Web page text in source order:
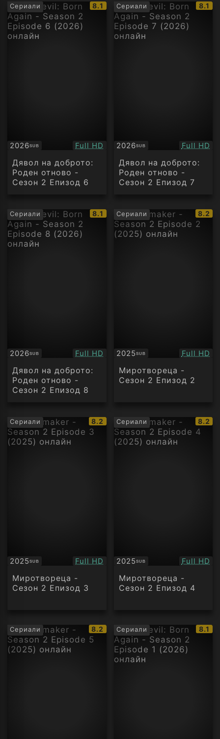
Сериали
IMDb
рейтинг:
8.1
2026SUB
Субтитри Качество:
Full HD
Дявол на доброто:
Роден отново -
Сезон 2 Епизод 6
Сериали
IMDb
8.1
2026SUB
Субтитри Full HD
Дявол на доброто:
Роден отново -
Сезон 2 Епизод 7
Сериали
IMDb
рейтинг:
8.1
2026SUB
Субтитри Качество:
Full HD
Дявол на доброто:
Роден отново -
Сезон 2 Епизод 8
Сериали
IMDb
8.2
2025SUB
Субтитри Full HD
Миротвореца -
Сезон 2 Епизод 2
Сериали
IMDb
рейтинг:
8.2
2025SUB
Субтитри Качество:
Full HD
Миротвореца -
Сезон 2 Епизод 3
Сериали
IMDb
8.2
2025SUB
Субтитри Full HD
Миротвореца -
Сезон 2 Епизод 4
Сериали
IMDb
рейтинг:
8.2 Сериали
IMDb
8.1